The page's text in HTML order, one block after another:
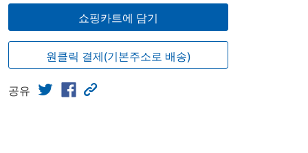
쇼핑카트에 담기
원클릭 결제(기본주소로 배송)
공유